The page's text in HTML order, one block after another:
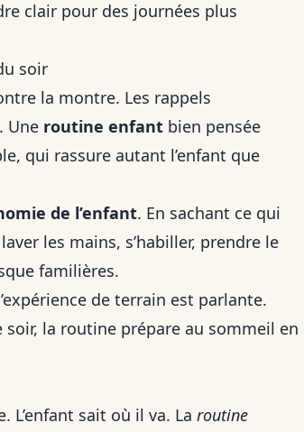
clair pour des journées plus
soir
la montre. Les rappels
Une routine enfant bien pensée
qui rassure autant l’enfant que
de l’enfant. En sachant ce qui
les mains, s’habiller, prendre le
familières.
de terrain est parlante.
la routine prépare au sommeil en
sait où il va. La routine